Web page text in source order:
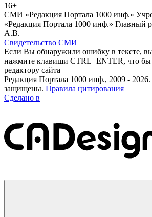
16+
СМИ «Редакция Портала 1000 инф.»
«Редакция Портала 1000 инф.» Главный
А.В.
Свидетельство СМИ
Если Вы обнаружили ошибку в тексте,
нажмите клавиши CTRL+ENTER, что бы
редактору сайта
Редакция Портала 1000 инф., 2009 - 2026.
защищены. Правила цитирования
Сделано в